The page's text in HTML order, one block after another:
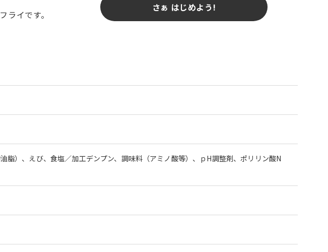
さぁ はじめよう!
イです。
脂）、えび、食塩／加工デンプン、調味料（アミノ酸等）、ｐH調整剤、ポリリン酸N